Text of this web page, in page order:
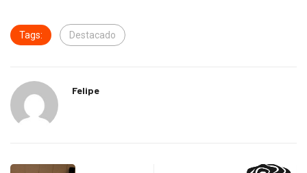
Tags: Destacado
Felipe